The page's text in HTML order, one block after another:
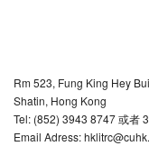
Rm 523, Fung King Hey
Shatin, Hong Kong
Tel: (852) 3943 8747 或者
Email Adress: